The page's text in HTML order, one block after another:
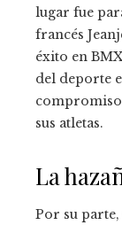
lugar fue
francés
éxito en
del deporte
sus atletas.
La
Por su